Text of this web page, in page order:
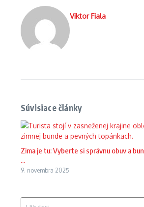
Viktor Fiala
Súvisiace články
Zima je tu: Vyberte si správnu obuv a
...
9. novembra 2025